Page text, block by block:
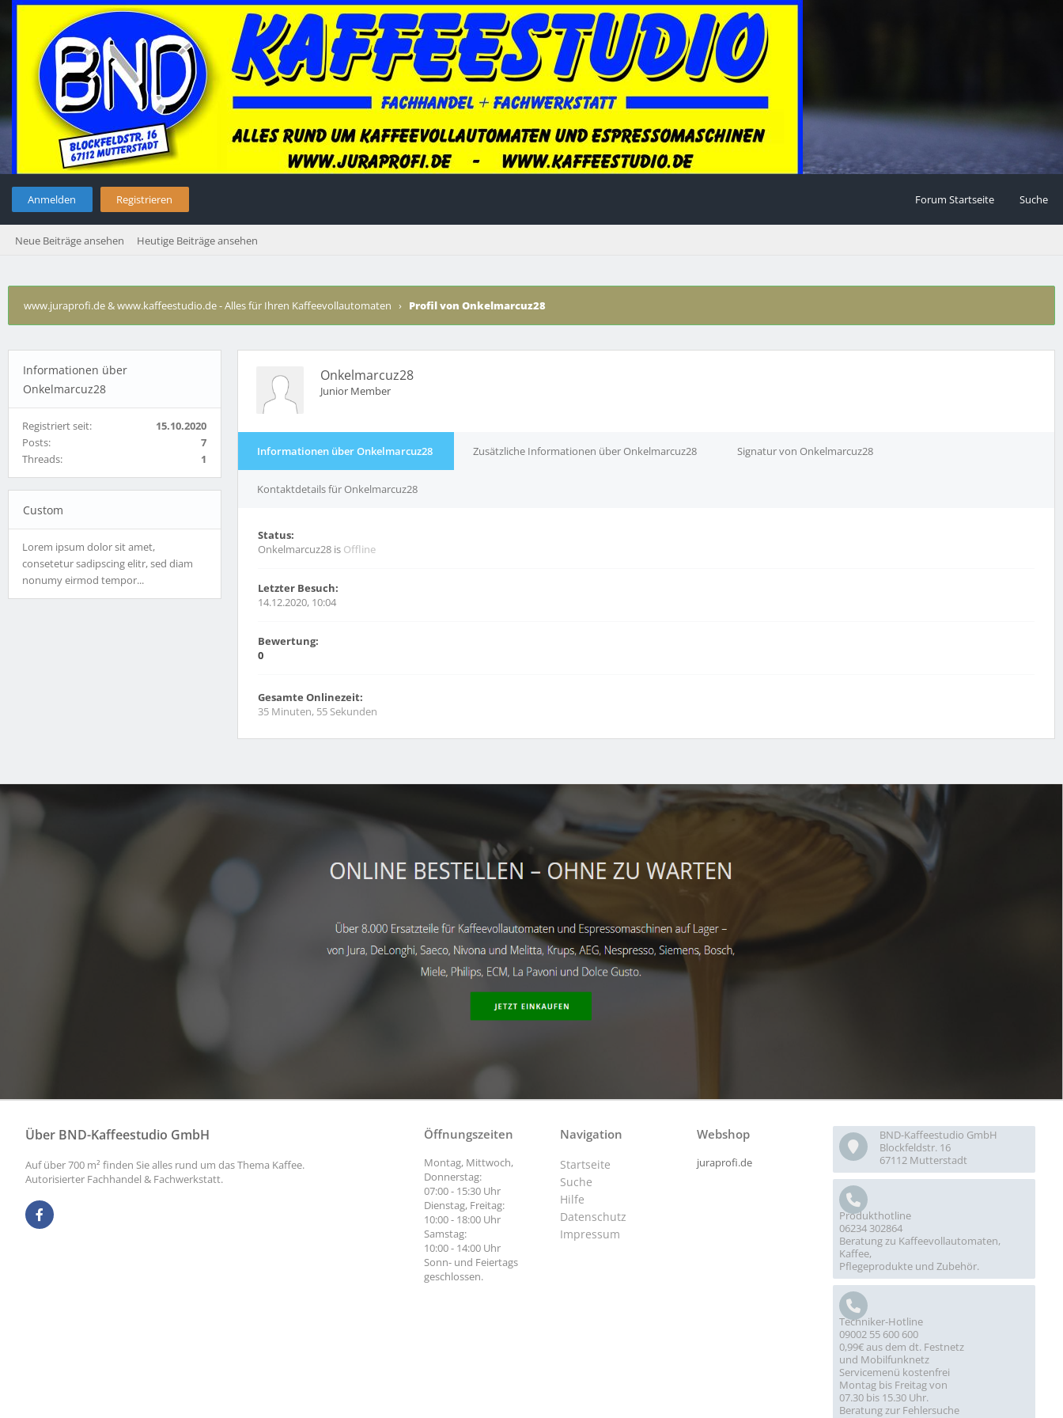
Anmelden Registrieren Forum Startseite Suche
Neue Beiträge ansehen Heutige Beiträge ansehen
www.juraprofi.de & www.kaffeestudio.de - Alles für Ihren Kaffeevollautomaten › Profil von Onkelmarcuz28
Informationen über
Onkelmarcuz28
Registriert seit:
15.10.2020
Posts:
7
Threads:
1
Custom
Lorem ipsum dolor sit amet,
consetetur sadipscing elitr, sed diam
nonumy eirmod tempor...
Onkelmarcuz28
Junior Member
Informationen über Onkelmarcuz28 Zusätzliche Informationen über Onkelmarcuz28 Signatur von Onkelmarcuz28
Kontaktdetails für Onkelmarcuz28
Status:
Onkelmarcuz28 is Offline
Letzter Besuch:
14.12.2020, 10:04
Bewertung:
0
Gesamte Onlinezeit:
35 Minuten, 55 Sekunden
Über BND-Kaffeestudio GmbH
Auf über 700 m² finden Sie alles rund um das Thema Kaffee.
Autorisierter Fachhandel & Fachwerkstatt.
BND-Kaffeestudio GmbH
Blockfeldstr. 16
67112 Mutterstadt
Produkthotline
06234 302864
Beratung zu Kaffeevollautomaten,
Kaffee,
Pflegeprodukte und Zubehör.
Techniker-Hotline
09002 55 600 600
0,99€ aus dem dt. Festnetz
und Mobilfunknetz
Servicemenü kostenfrei
Montag bis Freitag von
07.30 bis 15.30 Uhr.
Beratung zur Fehlersuche
Webshop
juraprofi.de
Navigation
Startseite
Suche
Hilfe
Datenschutz
Impressum
Öffnungszeiten
Montag, Mittwoch,
Donnerstag:
07:00 - 15:30 Uhr
Dienstag, Freitag:
10:00 - 18:00 Uhr
Samstag:
10:00 - 14:00 Uhr
Sonn- und Feiertags
geschlossen.